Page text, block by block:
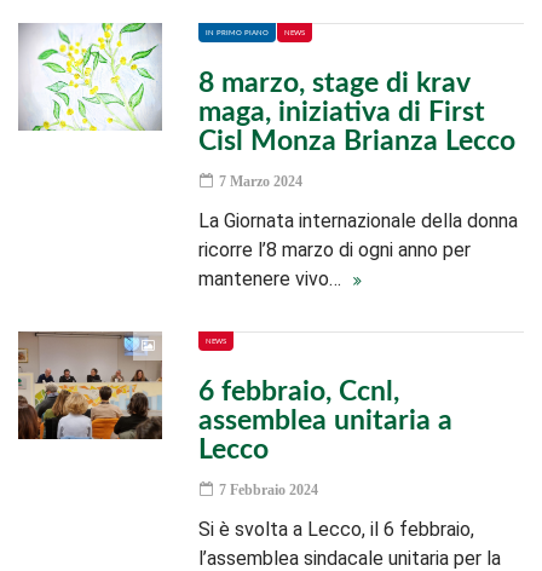
IN PRIMO PIANO NEWS
8 marzo, stage di krav
maga, iniziativa di First
Cisl Monza Brianza Lecco
7 Marzo 2024
La Giornata internazionale della donna
ricorre l’8 marzo di ogni anno per
mantenere vivo…
NEWS
6 febbraio, Ccnl,
assemblea unitaria a
Lecco
7 Febbraio 2024
Si è svolta a Lecco, il 6 febbraio,
l’assemblea sindacale unitaria per la